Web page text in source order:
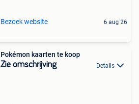
Bezoek website 6 aug 26
Pokémon kaarten te koop
Zie omschrijving Details